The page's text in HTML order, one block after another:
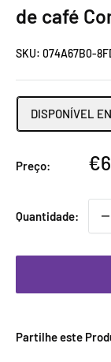
de café
SKU: 074A67B0-
DISPONÍVEL
Preço:
Quantidade:
Partilhe este